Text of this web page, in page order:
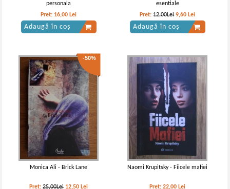
personala
Pret: 16,00 Lei
Adaugă în coș
esentiale
Pret:12,00Lei 9,60 Lei
Adaugă în coș
-50%
Monica Ali - Brick Lane
Pret:25,00Lei 12,50 Lei
Naomi Krupitsky - Fiicele mafiei
Pret:22,00 Lei